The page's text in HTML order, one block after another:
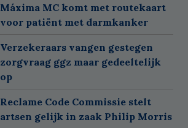
Máxima MC komt met routekaart
voor patiënt met darmkanker
Verzekeraars vangen gestegen
zorgvraag ggz maar gedeeltelijk
op
Reclame Code Commissie stelt
artsen gelijk in zaak Philip Morris